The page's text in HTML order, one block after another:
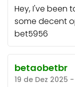
Hey, I've been
some decent
bet5956
betaobetbr
19 de Dez 2025 -